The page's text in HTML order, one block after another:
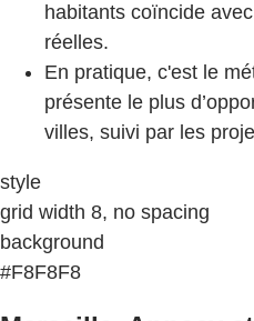
habitants coïncide
réelles.
En pratique, c'est le
présente le plus
villes, suivi par les
style
grid width 8, no spacing
background
#F8F8F8